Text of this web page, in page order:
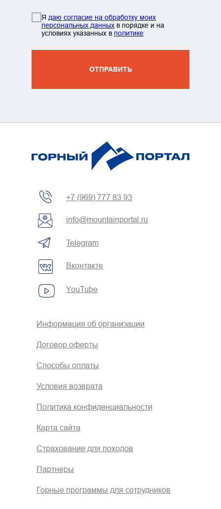
Я даю согласие на обработку моих
персональных данных в порядке и на
условиях указанных в политике
ОТПРАВИТЬ
info@mountainportal.ru
Политика конфиденциальности
Договор оферты
Способы оплаты
Условия возврата
Информация об организации
+7 931 244 38 87
info@mountainportal.ru
+7 (969) 777 83 93
Telegram
Вконтакте
YouTube
Карта сайта
Партнеры
Страхование для походов
Горные программы для сотрудников